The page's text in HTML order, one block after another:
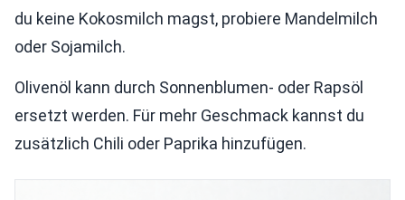
du keine Kokosmilch magst, probiere Mandelmilch
oder Sojamilch.
Olivenöl kann durch Sonnenblumen- oder Rapsöl
ersetzt werden. Für mehr Geschmack kannst du
zusätzlich Chili oder Paprika hinzufügen.